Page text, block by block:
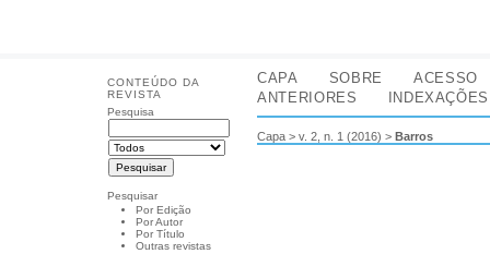
CONTEÚDO DA
REVISTA
Pesquisa
Pesquisar
Por Edição
Por Autor
Por Título
Outras revistas
CAPA SOBRE
ACESSO
ANTERIORES
INDEXAÇÕES
Capa >v. 2, n. 1 (2016) >Barros